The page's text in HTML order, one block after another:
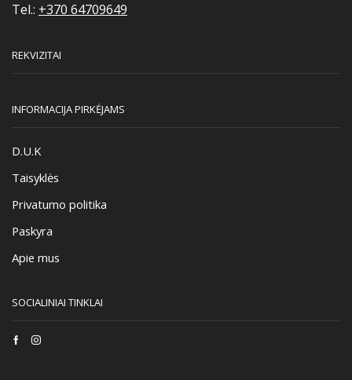
Tel.: +370 64709649
REKVIZITAI
INFORMACIJA PIRKĖJAMS
D.U.K
Taisyklės
Privatumo politika
Paskyra
Apie mus
SOCIALINIAI TINKLAI
FacebookInstagram